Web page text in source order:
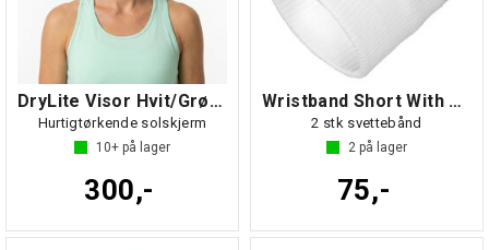
DryLite Visor Hvit/Grønn NS
Hurtigtørkende solskjerm
10+ på lager
300,-
Wristband Short With Line Hvit/Grønn NS
2 stk svettebånd
2 på lager
75,-